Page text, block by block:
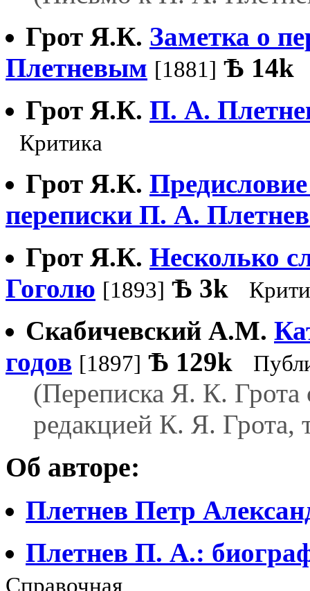
Грот Я.К. Заметка о
Плетневым [1881] Ѣ 14k
Грот Я.К. П. А.
Критика
Грот Я.К.
переписки П. А.
Грот Я.К. Несколько
Гоголю [1893] Ѣ 3k
Скабичевский А.М.
годов [1897] Ѣ 129k
(Переписка Я. К.
редакцией К. Я. Грота,
Об авторе:
Плетнев Петр
Плетнев П. А.:
Справочная